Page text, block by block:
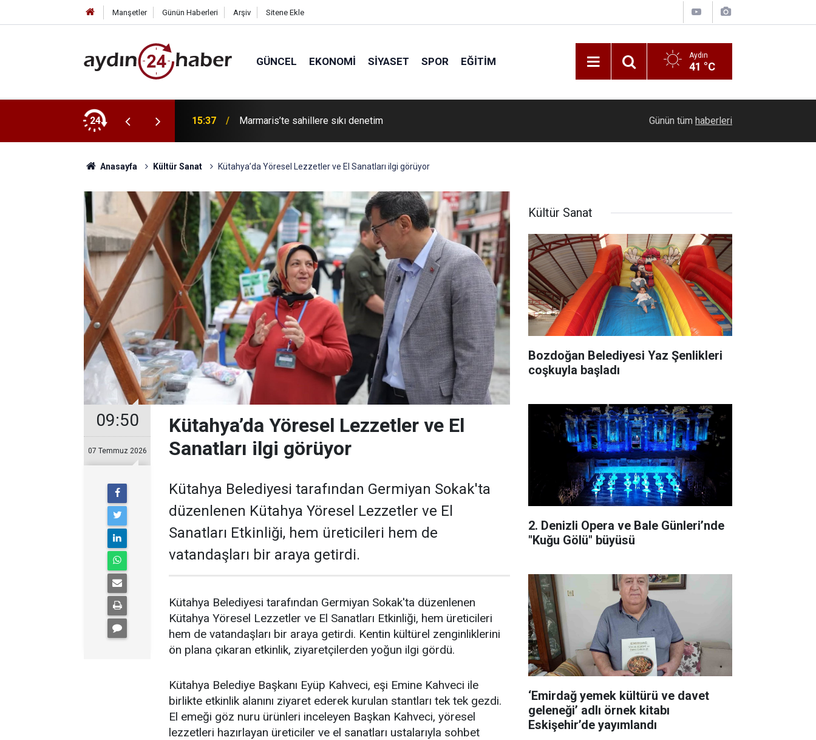
Manşetler Günün Haberleri Arşiv Sitene Ekle
GÜNCEL EKONOMI SIYASET SPOR EĞITIM Aydın
41 °C
24
coşkuyla başladı 15:37 Marmaris’te sahillere sıkı denetim Kütahya’da görev yapan 27 yaşındaki doktor
Günün tüm haberleri
Anasayfa Kültür Sanat Kütahya’da Yöresel Lezzetler ve El Sanatları ilgi görüyor
09:50
07 Temmuz 2026
Kütahya’da Yöresel Lezzetler ve El
Sanatları ilgi görüyor
Kütahya Belediyesi tarafından Germiyan Sokak'ta
düzenlenen Kütahya Yöresel Lezzetler ve El
Sanatları Etkinliği, hem üreticileri hem de
vatandaşları bir araya getirdi.
Kütahya Belediyesi tarafından Germiyan Sokak'ta düzenlenen
Kütahya Yöresel Lezzetler ve El Sanatları Etkinliği, hem üreticileri
hem de vatandaşları bir araya getirdi. Kentin kültürel zenginliklerini
ön plana çıkaran etkinlik, ziyaretçilerden yoğun ilgi gördü.
Kütahya Belediye Başkanı Eyüp Kahveci, eşi Emine Kahveci ile
birlikte etkinlik alanını ziyaret ederek kurulan stantları tek tek gezdi.
El emeği göz nuru ürünleri inceleyen Başkan Kahveci, yöresel
lezzetleri hazırlayan üreticiler ve el sanatları ustalarıyla sohbet
Kültür Sanat
Bozdoğan Belediyesi Yaz Şenlikleri
coşkuyla başladı
2. Denizli Opera ve Bale Günleri’nde
"Kuğu Gölü" büyüsü
‘Emirdağ yemek kültürü ve davet
geleneği’ adlı örnek kitabı
Eskişehir’de yayımlandı